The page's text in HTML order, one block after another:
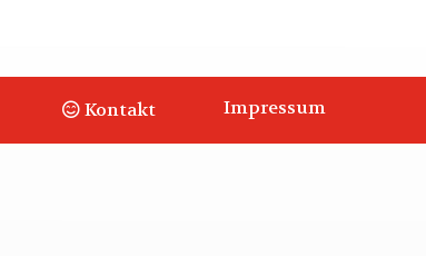
Kontakt Impressum